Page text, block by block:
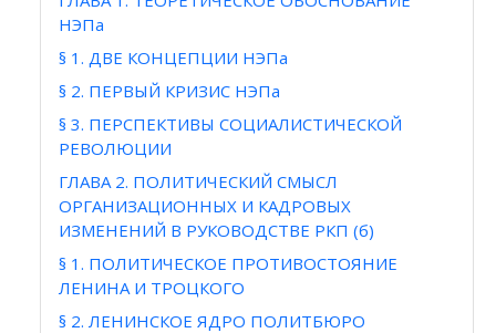
НЭПа
§ 1. ДВЕ КОНЦЕПЦИИ НЭПа
§ 2. ПЕРВЫЙ КРИЗИС НЭПа
§ 3. ПЕРСПЕКТИВЫ СОЦИАЛИСТИЧЕСКОЙ
РЕВОЛЮЦИИ
ГЛАВА 2. ПОЛИТИЧЕСКИЙ СМЫСЛ
ОРГАНИЗАЦИОННЫХ И КАДРОВЫХ
ИЗМЕНЕНИЙ В РУКОВОДСТВЕ РКП (б)
§ 1. ПОЛИТИЧЕСКОЕ ПРОТИВОСТОЯНИЕ
ЛЕНИНА И ТРОЦКОГО
§ 2. ЛЕНИНСКОЕ ЯДРО ПОЛИТБЮРО